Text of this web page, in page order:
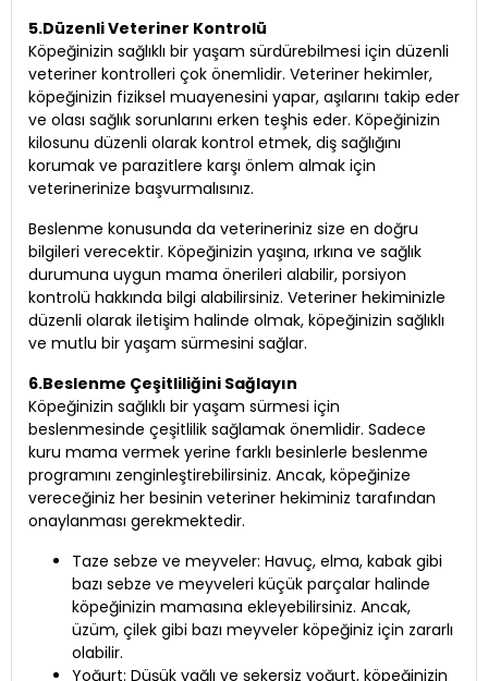
5.Düzenli Veteriner Kontrolü
Köpeğinizin sağlıklı bir yaşam sürdürebilmesi için düzenli
veteriner kontrolleri çok önemlidir. Veteriner hekimler,
köpeğinizin fiziksel muayenesini yapar, aşılarını takip eder
ve olası sağlık sorunlarını erken teşhis eder. Köpeğinizin
kilosunu düzenli olarak kontrol etmek, diş sağlığını
korumak ve parazitlere karşı önlem almak için
veterinerinize başvurmalısınız.
Beslenme konusunda da veterineriniz size en doğru
bilgileri verecektir. Köpeğinizin yaşına, ırkına ve sağlık
durumuna uygun mama önerileri alabilir, porsiyon
kontrolü hakkında bilgi alabilirsiniz. Veteriner hekiminizle
düzenli olarak iletişim halinde olmak, köpeğinizin sağlıklı
ve mutlu bir yaşam sürmesini sağlar.
6.Beslenme Çeşitliliğini Sağlayın
Köpeğinizin sağlıklı bir yaşam sürmesi için
beslenmesinde çeşitlilik sağlamak önemlidir. Sadece
kuru mama vermek yerine farklı besinlerle beslenme
programını zenginleştirebilirsiniz. Ancak, köpeğinize
vereceğiniz her besinin veteriner hekiminiz tarafından
onaylanması gerekmektedir.
Taze sebze ve meyveler: Havuç, elma, kabak gibi
bazı sebze ve meyveleri küçük parçalar halinde
köpeğinizin mamasına ekleyebilirsiniz. Ancak,
üzüm, çilek gibi bazı meyveler köpeğiniz için zararlı
olabilir.
Yoğurt: Düşük yağlı ve şekersiz yoğurt, köpeğinizin